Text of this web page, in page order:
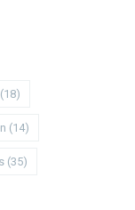
(18)
(14)
(35)